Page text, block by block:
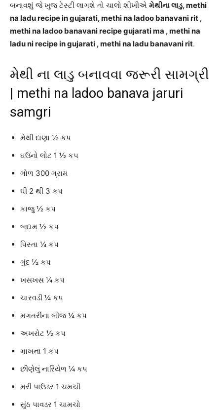
બનાવશું જે ખુજ ટેસ્ટી લાગશે તો ચાલો શીખીએ મેથીના લાડુ, methi
na ladu recipe in gujarati, methi na ladoo banavani rit ,
methi na ladoo banavani recipe gujarati ma , methi na
ladu ni recipe in gujarati , methi na ladu banavani rit.
મેથી ના લાડુ બનાવવા જરૂરી સામગ્રી
| methi na ladoo banava jaruri
samgri
મેથી દાણા ½ કપ
ઘઉંનો લોટ 1 ½ કપ
ગોળ 300 ગ્રામ
ઘી 2 થી 3 કપ
કાજુ ½ કપ
બદામ ½ કપ
પિસ્તા ¼ કપ
ગુંદ ½ કપ
ખસખસ ¼ કપ
ચારવડી ¼ કપ
મગતરીના બીજ ¼ કપ
અખરોટ ½ કપ
માખના 1 કપ
છીણેલું નારિયેળ ¼ કપ
મરી પાઉડર 1 ચમચી
સુંઠ પાવડર 1 ચામચો